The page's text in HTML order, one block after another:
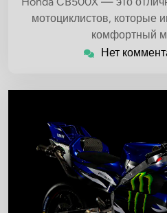
мотоциклистов, которые
комфортный
Нет